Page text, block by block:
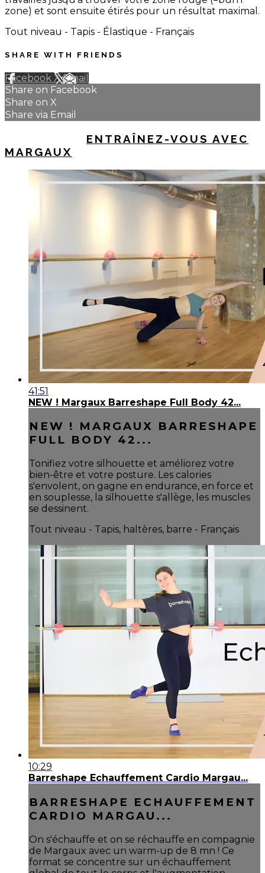
zone) et sont ensuite étirés pour un résultat maximal.
Tout niveau - Tapis - Élastique - Français
SHARE WITH FRIENDS
Facebook XEmail
Share on Facebook
Share on X
Share via Email
ENTRAÎNEZ-VOUS AVEC
MARGAUX
41:51
NEW ! Margaux Barreshape Full Body 42...
NEW ! MARGAUX BARRESHAPE
FULL BODY 42...
Tonifiez votre silhouette et améliorez votre
bien-être et votre posture. Les calories
s'envolent, on gagne en endurance, en force et
en souplesse, la silhouette s'allège, les muscles
se dessinent.
Tout niveau - Tapis, haltères, barre - Français
10:29
Barreshape Echauffement Cardio Margau...
BARRESHAPE ECHAUFFEMENT
CARDIO MARGAU...
On s'échauffe et on se réchauffe en compagnie
de Margaux avec un warm-up de 8 mn ! Ce
format se concentre sur un échauffement